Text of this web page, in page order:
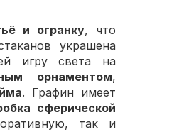
и огранку, что
украшена
игру света на
орнаментом,
. Графин имеет
сферической
так и